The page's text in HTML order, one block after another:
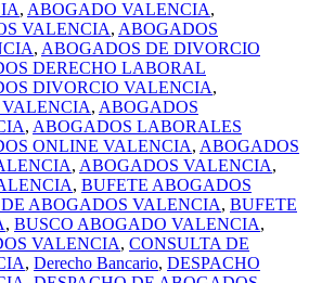
, ABOGADO VALENCIA,
VALENCIA, ABOGADOS
, ABOGADOS DE DIVORCIO
DERECHO LABORAL
DIVORCIO VALENCIA,
, ABOGADOS
, ABOGADOS LABORALES
ONLINE VALENCIA, ABOGADOS
, ABOGADOS VALENCIA,
, BUFETE ABOGADOS
ABOGADOS VALENCIA, BUFETE
, BUSCO ABOGADO VALENCIA,
VALENCIA, CONSULTA DE
, Derecho Bancario, DESPACHO